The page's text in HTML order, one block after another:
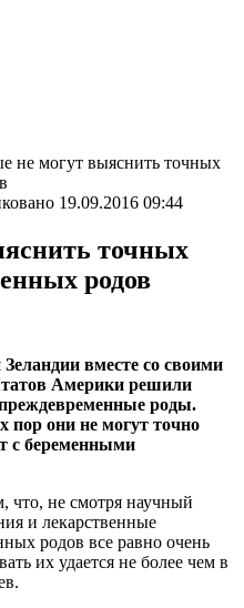
не могут выяснить точных
19.09.2016 09:44
точных
родов
вместе со своими
Америки решили
роды.
пор они не могут точно
с беременными
что, не смотря научный
и лекарственные
родов все равно очень
их удается не более чем в